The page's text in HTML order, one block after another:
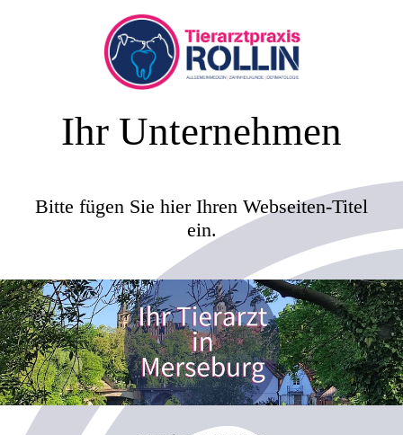
Ihr Unternehmen
Bitte fügen Sie hier Ihren Webseiten-Titel
ein.